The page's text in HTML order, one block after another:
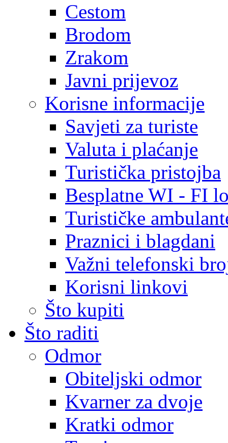
Cestom
Brodom
Zrakom
Javni prijevoz
Korisne informacije
Savjeti za turiste
Valuta i plaćanje
Turistička pristojba
Besplatne WI - FI
Turističke
Praznici i blagdani
Važni telefonski
Korisni linkovi
Što kupiti
Što raditi
Odmor
Obiteljski odmor
Kvarner za dvoje
Kratki odmor